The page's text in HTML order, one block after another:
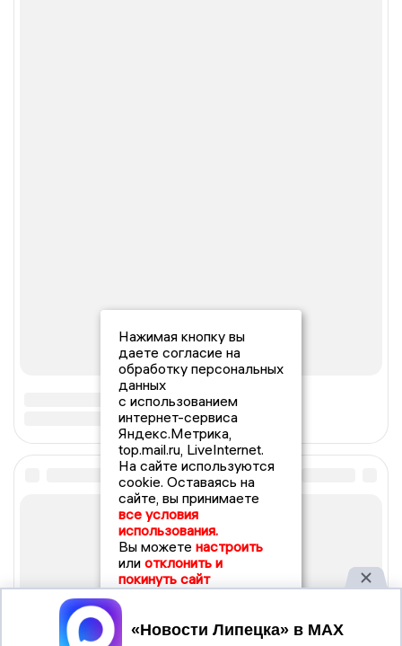
Нажимая кнопку вы
даете согласие на
обработку персональных
данных
с использованием
интернет-сервиса
Яндекс.Метрика,
top.mail.ru, LiveInternet.
На сайте используются
cookie. Оставаясь на
сайте, вы принимаете
все условия
использования.
Вы можете настроить
или отклонить и
покинуть сайт
Принять